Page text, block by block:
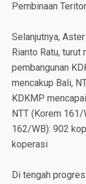
Pembinaan
Selanjutnya,
Rianto Ratu, turut
pembangunan
mencakup Bali,
KDKMP
NTT (Korem 161/
162/WB): 902
koperasi
Di tengah